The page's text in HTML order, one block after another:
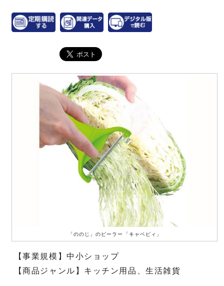
「ののじ」のピーラー「キャベピィ」
【事業規模】中小ショップ
【商品ジャンル】キッチン用品、生活雑貨